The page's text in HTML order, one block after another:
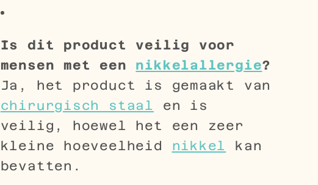
Is dit product veilig voor
mensen met een nikkelallergie?
Ja, het product is gemaakt van
chirurgisch staal
en is
veilig, hoewel het een zeer
kleine hoeveelheid nikkel
kan
bevatten.